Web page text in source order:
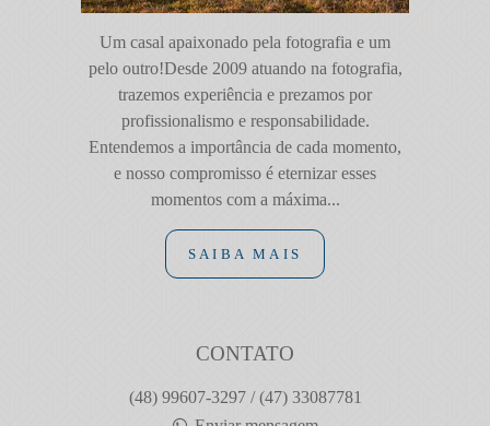
Um casal apaixonado pela fotografia e um
pelo outro!Desde 2009 atuando na fotografia,
trazemos experiência e prezamos por
profissionalismo e responsabilidade.
Entendemos a importância de cada momento,
e nosso compromisso é eternizar esses
momentos com a máxima...
SAIBA MAIS
CONTATO
(48) 99607-3297 / (47) 33087781